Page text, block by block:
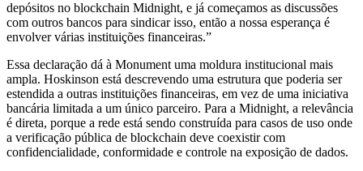
depósitos no blockchain Midnight, e já começamos as discussões
com outros bancos para sindicar isso, então a nossa esperança é
envolver várias instituições financeiras.”
Essa declaração dá à Monument uma moldura institucional mais
ampla. Hoskinson está descrevendo uma estrutura que poderia ser
estendida a outras instituições financeiras, em vez de uma iniciativa
bancária limitada a um único parceiro. Para a Midnight, a relevância
é direta, porque a rede está sendo construída para casos de uso onde
a verificação pública de blockchain deve coexistir com
confidencialidade, conformidade e controle na exposição de dados.